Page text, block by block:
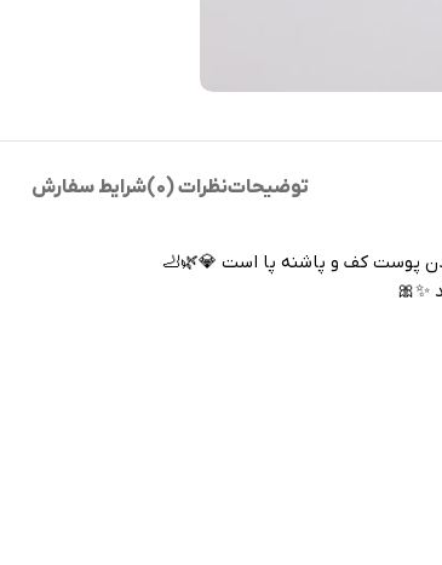
توضیحاتنظرات (0) شرایط سفارش
پوست کف و پاشنه پا است 💎🌿🦶
✨🎀